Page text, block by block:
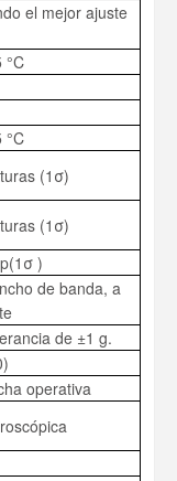
el mejor ajuste
°C
°C
(1σ)
(1σ)
)
de banda, a
de ±1 g.
operativa